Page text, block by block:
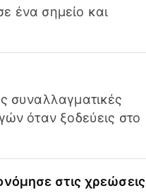
ένα σημείο και
συναλλαγματικές
όταν ξοδεύεις στο
στις χρεώσεις